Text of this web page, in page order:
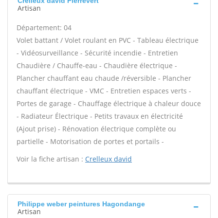
Artisan
Département: 04
Volet battant / Volet roulant en PVC - Tableau électrique
- Vidéosurveillance - Sécurité incendie - Entretien
Chaudière / Chauffe-eau - Chaudière électrique -
Plancher chauffant eau chaude /réversible - Plancher
chauffant électrique - VMC - Entretien espaces verts -
Portes de garage - Chauffage électrique à chaleur douce
- Radiateur Électrique - Petits travaux en électricité
(Ajout prise) - Rénovation électrique complète ou
partielle - Motorisation de portes et portails -
Voir la fiche artisan : Crelleux david
Philippe weber peintures Hagondange
Artisan